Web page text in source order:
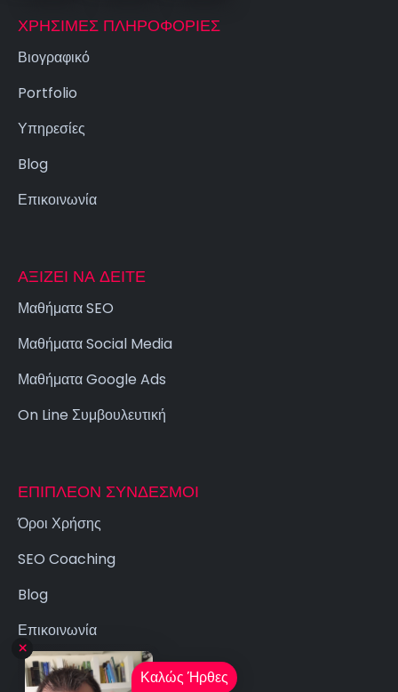
ΧΡΉΣΙΜΕΣ ΠΛΗΡΟΦΟΡΊΕΣ
Βιογραφικό
Portfolio
Υπηρεσίες
Blog
Επικοινωνία
ΑΞΊΖΕΙ ΝΑ ΔΕΊΤΕ
Μαθήματα SEO
Μαθήματα Social Media
Μαθήματα Google Ads
On Line Συμβουλευτική
ΕΠΙΠΛΈΟΝ ΣΎΝΔΕΣΜΟΙ
Όροι Χρήσης
SEO Coaching
Blog
Επικοινωνία
Καλώς Ήρθες